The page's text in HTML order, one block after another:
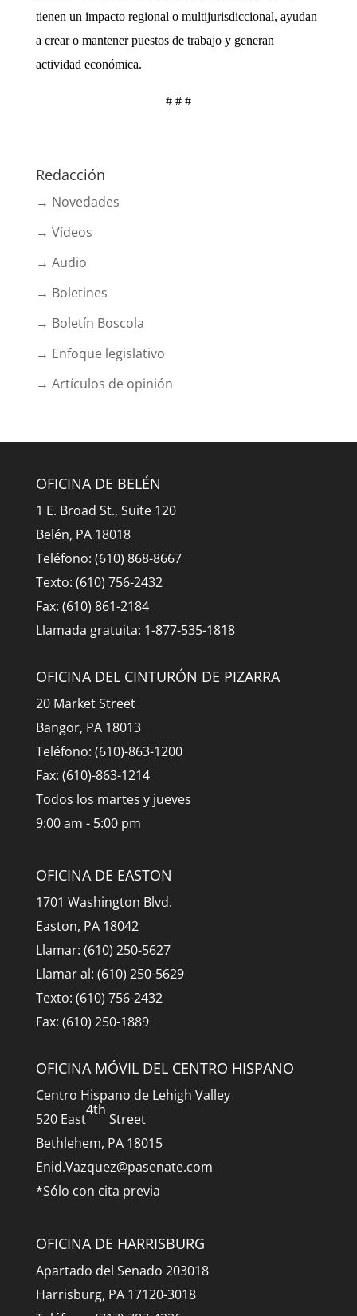
tienen un impacto regional o multijurisdiccional, ayudan
a crear o mantener puestos de trabajo y generan
actividad económica.
# # #
Redacción
→ Novedades
→ Vídeos
→ Audio
→ Boletines
→ Boletín Boscola
→ Enfoque legislativo
→ Artículos de opinión
OFICINA DE BELÉN
1 E. Broad St., Suite 120
Belén, PA 18018
Teléfono: (610) 868-8667
Texto: (610) 756-2432
Fax: (610) 861-2184
Llamada gratuita: 1-877-535-1818
OFICINA DEL CINTURÓN DE PIZARRA
20 Market Street
Bangor, PA 18013
Teléfono: (610)-863-1200
Fax: (610)-863-1214
Todos los martes y jueves
9:00 am - 5:00 pm
OFICINA DE EASTON
1701 Washington Blvd.
Easton, PA 18042
Llamar: (610) 250-5627
Llamar al: (610) 250-5629
Texto: (610) 756-2432
Fax: (610) 250-1889
OFICINA MÓVIL DEL CENTRO HISPANO
Centro Hispano de Lehigh Valley
520 East
4th
Street
Bethlehem, PA 18015
Enid.Vazquez@pasenate.com
*Sólo con cita previa
OFICINA DE HARRISBURG
Apartado del Senado 203018
Harrisburg, PA 17120-3018